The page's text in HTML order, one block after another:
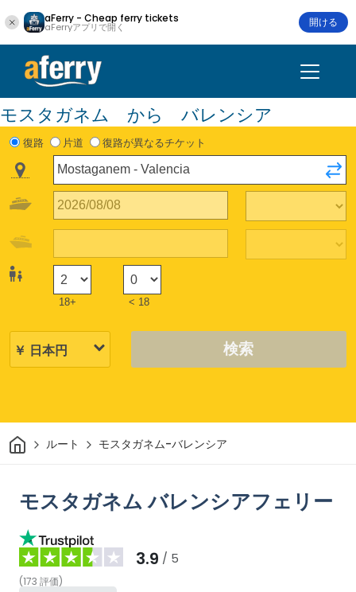
aFerry - Cheap ferry tickets
aFerryアプリで開く 開ける
モスタガネム から バレンシア
復路 片道 復路が異なるチケット
18+ < 18
検索
家 ルート モスタガネム-バレンシア
モスタガネム バレンシアフェリー
3.9 / 5
(173 評価)